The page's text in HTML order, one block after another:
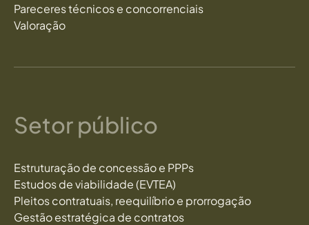
Pareceres técnicos e concorrenciais
Valoração
Setor público
Estruturação de concessão e PPPs
Estudos de viabilidade (EVTEA)
Pleitos contratuais, reequilíbrio e prorrogação
Gestão estratégica de contratos